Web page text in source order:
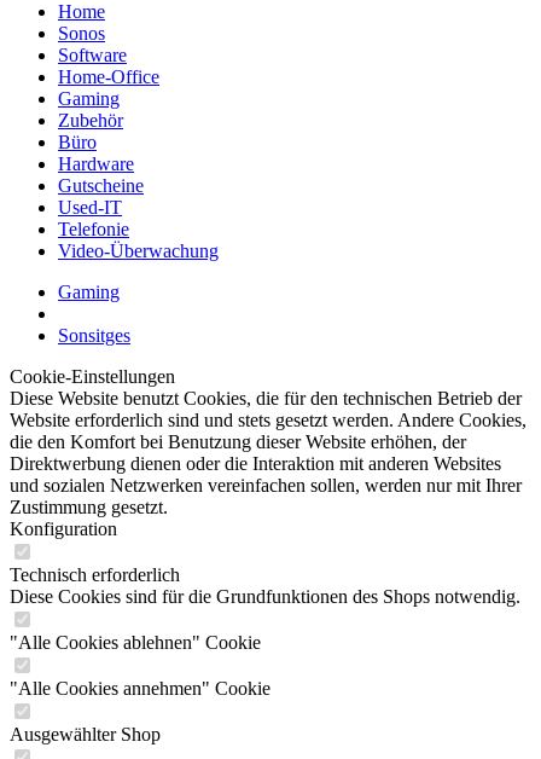
Home
Sonos
Software
Home-Office
Gaming
Zubehör
Büro
Hardware
Gutscheine
Used-IT
Telefonie
Video-Überwachung
Gaming
Sonsitges
Cookie-Einstellungen
Diese Website benutzt Cookies, die für den technischen Betrieb der
Website erforderlich sind und stets gesetzt werden. Andere Cookies,
die den Komfort bei Benutzung dieser Website erhöhen, der
Direktwerbung dienen oder die Interaktion mit anderen Websites
und sozialen Netzwerken vereinfachen sollen, werden nur mit Ihrer
Zustimmung gesetzt.
Konfiguration
Technisch erforderlich
Diese Cookies sind für die Grundfunktionen des Shops notwendig.
"Alle Cookies ablehnen" Cookie
"Alle Cookies annehmen" Cookie
Ausgewählter Shop